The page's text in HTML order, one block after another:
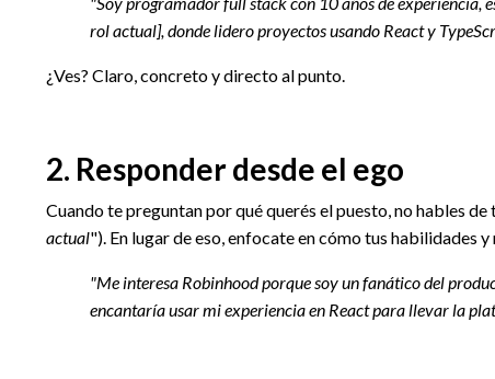
rol actual], donde lidero proyectos usando React y
¿Ves? Claro, concreto y directo al punto.
2. Responder desde el ego
Cuando te preguntan por qué querés el puesto, no hables
actual"). En lugar de eso, enfocate en cómo tus habilidades
"Me interesa Robinhood porque soy un fanático del
encantaría usar mi experiencia en React para llevar la